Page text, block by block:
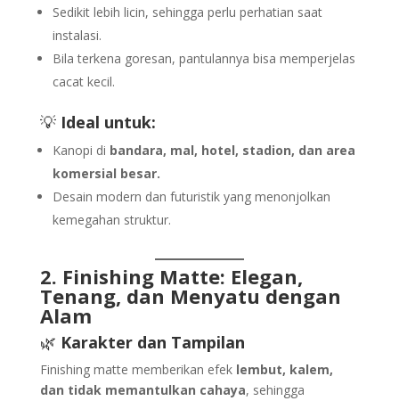
Sedikit lebih licin, sehingga perlu perhatian saat
instalasi.
Bila terkena goresan, pantulannya bisa memperjelas
cacat kecil.
💡 Ideal untuk:
Kanopi di bandara, mal, hotel, stadion, dan area
komersial besar.
Desain modern dan futuristik yang menonjolkan
kemegahan struktur.
2. Finishing Matte: Elegan,
Tenang, dan Menyatu dengan
Alam
🌿 Karakter dan Tampilan
Finishing matte memberikan efek lembut, kalem,
dan tidak memantulkan cahaya, sehingga